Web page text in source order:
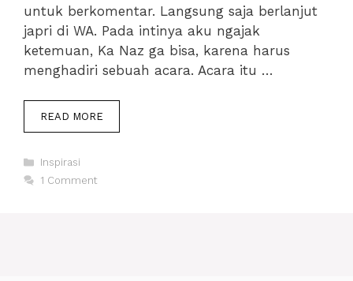
untuk berkomentar. Langsung saja berlanjut
japri di WA. Pada intinya aku ngajak
ketemuan, Ka Naz ga bisa, karena harus
menghadiri sebuah acara. Acara itu …
READ MORE
DARI
Categories
Inspirasi
1 Comment